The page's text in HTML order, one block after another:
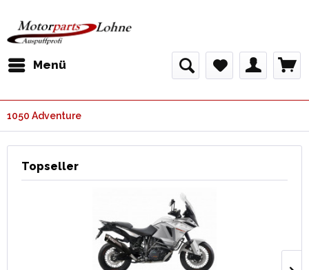
Menü
1050 Adventure
Topseller